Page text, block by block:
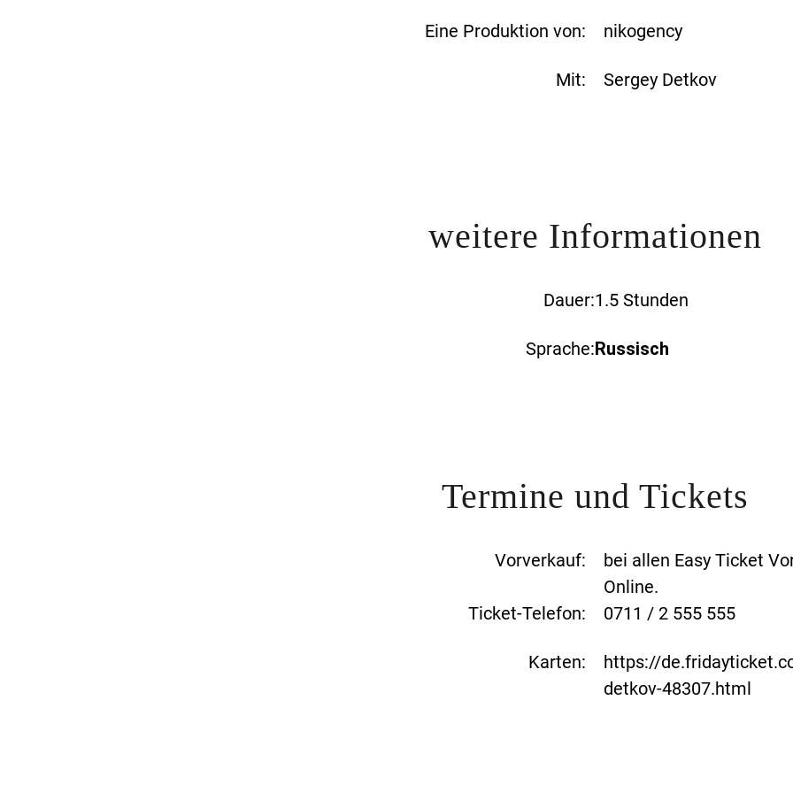
Eine Produktion von: nikogency
Mit: Sergey Detkov
weitere Informationen
Dauer:1.5 Stunden
Sprache:Russisch
Termine und Tickets
Vorverkauf:
bei allen Easy Ticket
Online.
Ticket-Telefon:
0711 / 2 555 555
Karten:
https://
detkov-48307.html